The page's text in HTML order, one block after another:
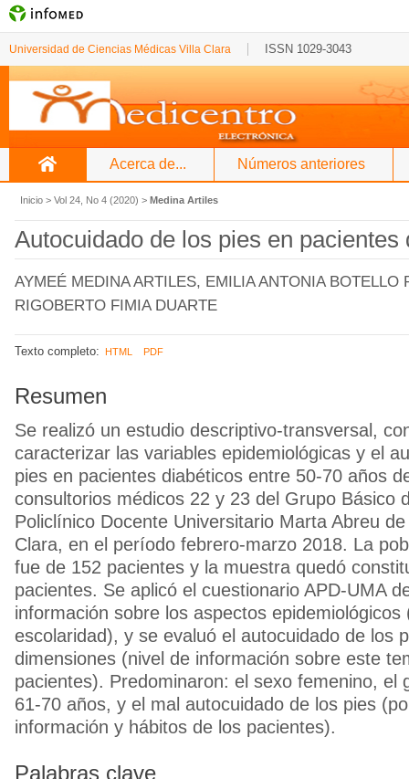
Universidad de Ciencias Médicas Villa Clara ISSN 1029-3043
Acerca de... Números anteriores
Inicio > Vol 24, No 4 (2020) > Medina Artiles
Autocuidado de los pies en pacientes
AYMEÉ MEDINA ARTILES, EMILIA ANTONIA BOTELLO
RIGOBERTO FIMIA DUARTE
Texto completo: HTML PDF
Resumen
Se realizó un estudio descriptivo-transversal,
caracterizar las variables epidemiológicas y el
pies en pacientes diabéticos entre 50-70 años
consultorios médicos 22 y 23 del Grupo Básico
Policlínico Docente Universitario Marta Abreu
Clara, en el período febrero-marzo 2018. La
fue de 152 pacientes y la muestra quedó
pacientes. Se aplicó el cuestionario APD-UMA
información sobre los aspectos epidemiológicos
escolaridad), y se evaluó el autocuidado de los
dimensiones (nivel de información sobre este
pacientes). Predominaron: el sexo femenino, el
61-70 años, y el mal autocuidado de los pies
información y hábitos de los pacientes).
Palabras clave